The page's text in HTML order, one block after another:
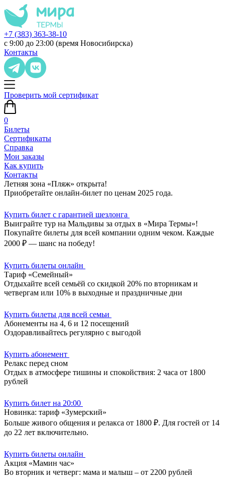
+7 (383) 363-38-10
с 9:00 до 23:00 (время Новосибирска)
Контакты
Проверить мой сертификат
0
Билеты
Сертификаты
Справка
Мои заказы
Как купить
Контакты
Летняя зона «Пляж» открыта!
Приобретайте онлайн-билет по ценам 2025 года.
Купить билет с гарантией шезлонга
Выиграйте тур на Мальдивы за отдых в «Мира Термы»!
Покупайте билеты для всей компании одним чеком. Каждые
2000 ₽ — шанс на победу!
Купить билеты онлайн
Тариф «Семейный»
Отдыхайте всей семьёй со скидкой 20% по вторникам и
четвергам или 10% в выходные и праздничные дни
Купить билеты для всей семьи
Абонементы на 4, 6 и 12 посещений
Оздоравливайтесь регулярно с выгодой
Купить абонемент
Релакс перед сном
Отдых в атмосфере тишины и спокойствия: 2 часа от 1800
рублей
Купить билет на 20:00
Новинка: тариф «Зумерский»
Больше живого общения и релакса от 1800 ₽. Для гостей от 14
до 22 лет включительно.
Купить билеты онлайн
Акция «Мамин час»
Во вторник и четверг: мама и малыш – от 2200 рублей